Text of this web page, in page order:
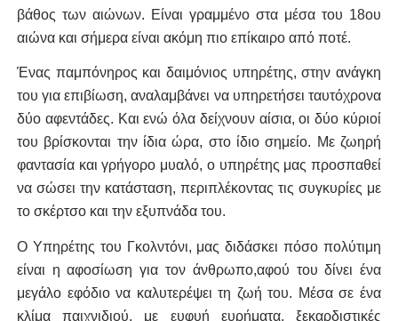
βάθος των αιώνων. Είναι γραμμένο στα μέσα του 18ου
αιώνα και σήμερα είναι ακόμη πιο επίκαιρο από ποτέ.
Ένας παμπόνηρος και δαιμόνιος υπηρέτης, στην ανάγκη
του για επιβίωση, αναλαμβάνει να υπηρετήσει ταυτόχρονα
δύο αφεντάδες. Και ενώ όλα δείχνουν αίσια, οι δύο κύριοί
του βρίσκονται την ίδια ώρα, στο ίδιο σημείο. Με ζωηρή
φαντασία και γρήγορο μυαλό, ο υπηρέτης μας προσπαθεί
να σώσει την κατάσταση, περιπλέκοντας τις συγκυρίες με
το σκέρτσο και την εξυπνάδα του.
Ο Υπηρέτης του Γκολντόνι, μας διδάσκει πόσο πολύτιμη
είναι η αφοσίωση για τον άνθρωπο,αφού του δίνει ένα
μεγάλο εφόδιο να καλυτερέψει τη ζωή του. Μέσα σε ένα
κλίμα παιχνιδιού, με ευφυή ευρήματα, ξεκαρδιστικές